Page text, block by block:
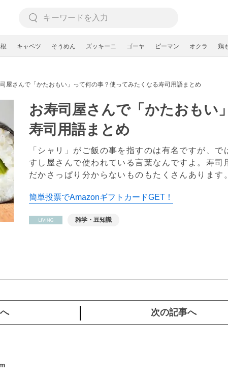
キャベツ そうめん ズッキーニ ゴーヤ ピーマン オクラ 鶏
屋さんで「かたおもい」って何の事？使ってみたくなる寿司用語まとめ
お寿司屋さんで「かたおもい
寿司用語まとめ
「シャリ」がご飯の事を指すのは有名ですが、
すし屋さんで使われている言葉なんですよ。寿
だかさっぱり分からないものもたくさんあります
簡単投票でAmazonギフトカードGET！
雑学・豆知識
次の記事へ